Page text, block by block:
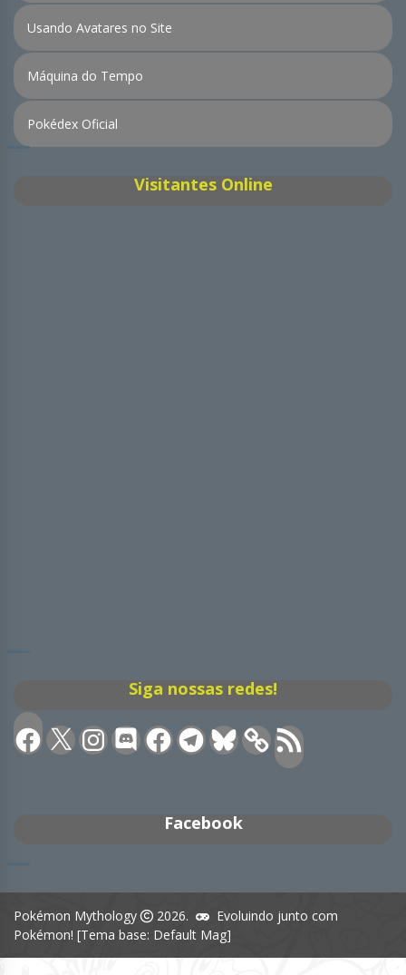
Usando Avatares no Site
Máquina do Tempo
Pokédex Oficial
Visitantes Online
Siga nossas redes!
Facebook
X Instagram
DiscordFacebookTelegramBluesky Feed
RSS
Facebook
Pokémon Mythology 2026.
Evoluindo junto com
Pokémon! [Tema base: Default Mag]